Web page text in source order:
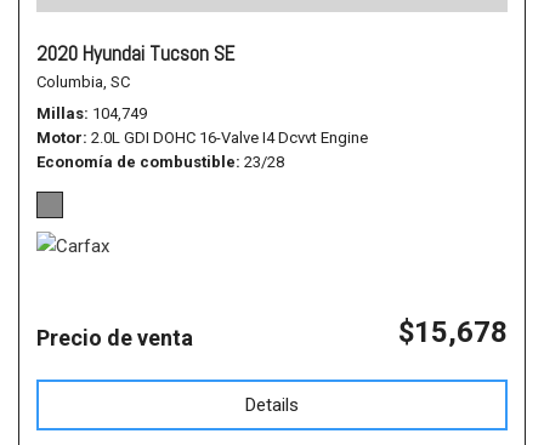
2020 Hyundai Tucson SE
Columbia, SC
Millas 104,749
Motor 2.0L GDI DOHC 16-Valve I4 Dcvvt Engine
Economía de combustible 23/28
Precio de venta $15,678
Details